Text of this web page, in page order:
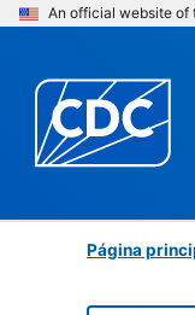
An official website of
Página